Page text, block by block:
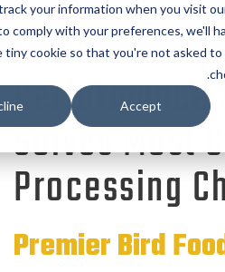
won't track your information when
in order to comply with your
just one tiny cookie so that you're not
Accept
Decline
MENU
Solves
Premier Bird